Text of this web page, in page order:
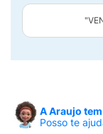
A Araujo
Posso te